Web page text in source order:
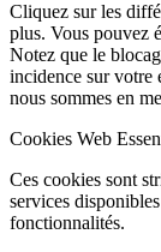
Cliquez sur les
plus. Vous pouvez
Notez que le
incidence sur votre
nous sommes en
Cookies Web
Ces cookies sont
services
fonctionnalités.